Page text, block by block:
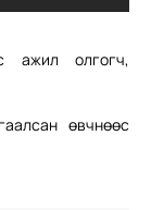
ажил олгогч,
өвчнөөс